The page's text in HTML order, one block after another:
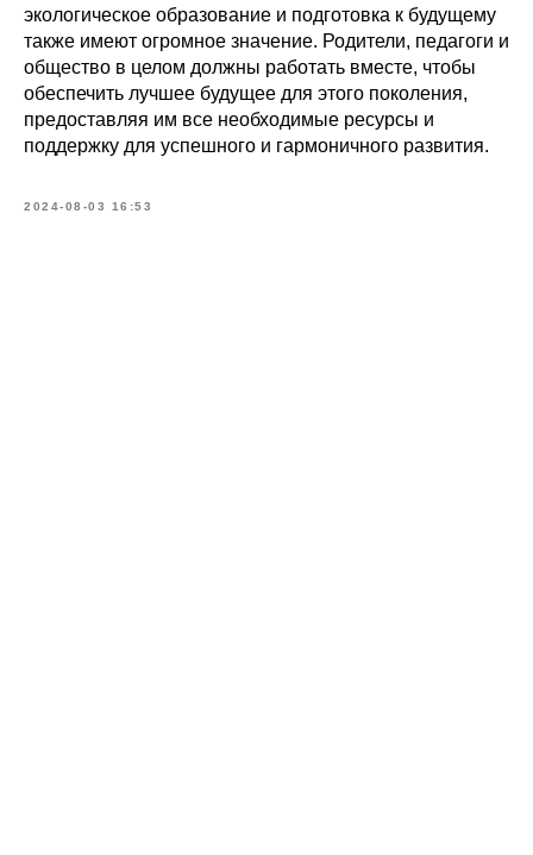
экологическое образование и подготовка к будущему
также имеют огромное значение. Родители, педагоги и
общество в целом должны работать вместе, чтобы
обеспечить лучшее будущее для этого поколения,
предоставляя им все необходимые ресурсы и
поддержку для успешного и гармоничного развития.
2024-08-03 16:53